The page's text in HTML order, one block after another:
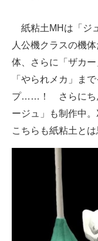
紙粘土MHは「ジ
人公機クラスの機
体、さらに「ザカ
「やられメカ」ま
プ……！ さらにち
ージュ」も制作中
こちらも紙粘土とは